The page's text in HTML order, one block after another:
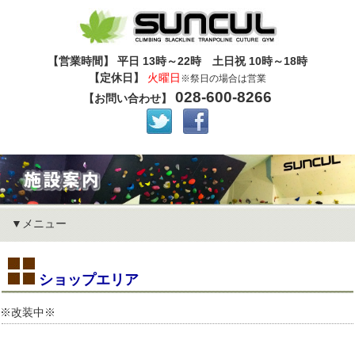
【営業時間】 平日 13時～22時 土日祝 10時～18時
【定休日】 火曜日 ※祭日の場合は営業
【お問い合わせ】 028-600-8266
メニュー
ショップエリア
※改装中※